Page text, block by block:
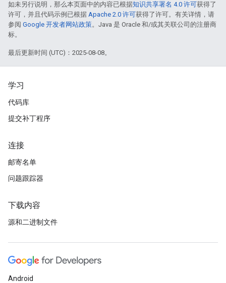
如未另行说明，那么本页面中的内容已根据知识共享署名 4.0 许可获得了
许可，并且代码示例已根据 Apache 2.0 许可获得了许可。有关详情，请
参阅 Google 开发者网站政策。Java 是 Oracle 和/或其关联公司的注册商
标。
最后更新时间 (UTC)：2025-08-08。
学习
代码库
提交补丁程序
连接
邮寄名单
问题跟踪器
下载内容
源和二进制文件
Android